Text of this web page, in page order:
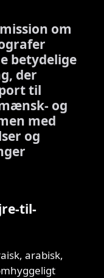
om
betydelige
der
til
og
med
og
til-
arabisk,